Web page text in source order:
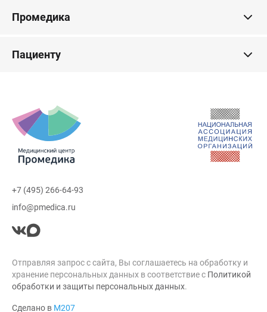
Промедика
Пациенту
+7 (495) 266-64-93
info@pmedica.ru
Отправляя запрос с сайта, Вы соглашаетесь на обработку и
хранение персональных данных в соответствие с Политикой
обработки и защиты персональных данных.
Сделано в М207